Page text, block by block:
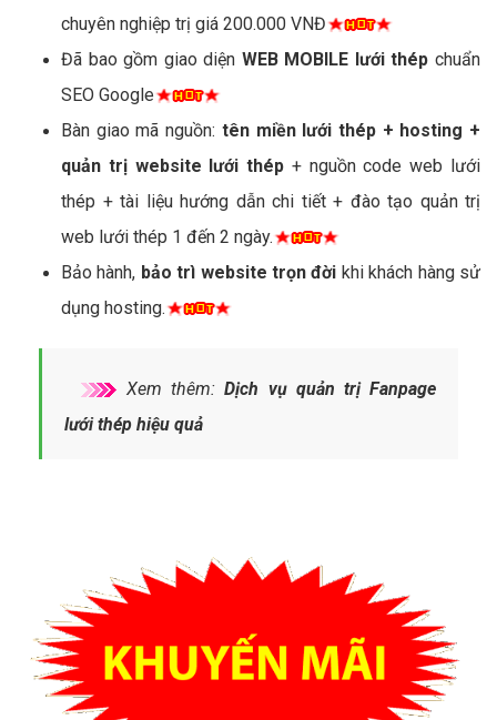
chuyên nghiệp trị giá 200.000 VNĐ
Đã bao gồm giao diện WEB MOBILE lưới thép chuẩn
SEO Google
Bàn giao mã nguồn: tên miền lưới thép + hosting +
quản trị website lưới thép + nguồn code web lưới
thép + tài liệu hướng dẫn chi tiết + đào tạo quản trị
web lưới thép 1 đến 2 ngày.
Bảo hành, bảo trì website trọn đời khi khách hàng sử
dụng hosting.
Xem thêm:Dịch vụ quản trị Fanpage
lưới thép hiệu quả